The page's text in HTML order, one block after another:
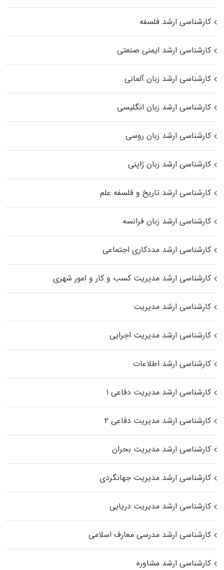
کارشناسی ارشد فلسفه
کارشناسی ارشد ایمنی صنعتی
کارشناسی ارشد زبان آلمانی
کارشناسی ارشد زبان انگلیسی
کارشناسی ارشد زبان روسی
کارشناسی ارشد زبان ژاپنی
کارشناسی ارشد تاریخ و فلسفه علم
کارشناسی ارشد زبان فرانسه
کارشناسی ارشد مددکاری اجتماعی
کارشناسی ارشد مدیریت کسب و کار و امور شهری
کارشناسی ارشد مدیریت
کارشناسی ارشد مدیریت اجرایی
کارشناسی ارشد اطلاعات
کارشناسی ارشد مدیریت دفاعی ۱
کارشناسی ارشد مدیریت دفاعی ۲
کارشناسی ارشد مدیریت بحران
کارشناسی ارشد مدیریت جهانگردی
کارشناسی ارشد مدیریت دریایی
کارشناسی ارشد مدرسی معارف اسلامی
کارشناسی ارشد مشاوره